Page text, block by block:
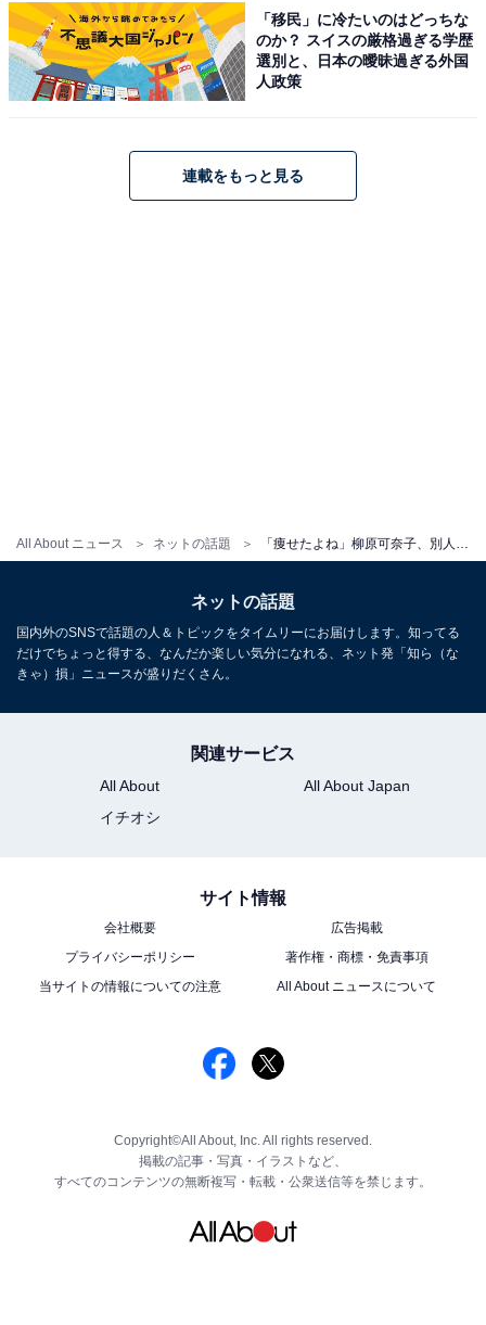
All About ニュース ネットの話題
「移民」に冷たいのはどっちな
のか？ スイスの厳格過ぎる学歴
選別と、日本の曖昧過ぎる外国
人政策
連載をもっと見る
ネットの話題
国内外のSNSで話題の人＆トピックをタイムリーにお届けします。知ってる
だけでちょっと得する、なんだか楽しい気分になれる、ネット発「知ら（な
きゃ）損」ニュースが盛りだくさん。
関連サービス
All About
All About Japan
イチオシ
サイト情報
会社概要
広告掲載
プライバシーポリシー
著作権・商標・免責事項
当サイトの情報についての注意
All About ニュースについて
Copyright©All About, Inc. All rights reserved.
掲載の記事・写真・イラストなど、
すべてのコンテンツの無断複写・転載・公衆送信等を禁じます。